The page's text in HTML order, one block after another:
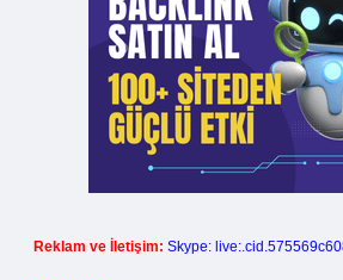
Reklam ve İletişim: Skype: